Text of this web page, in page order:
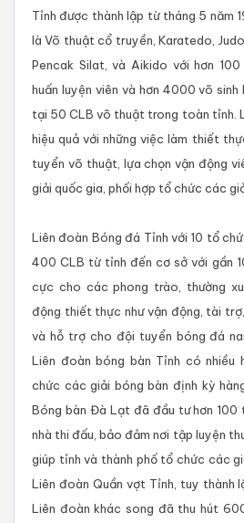
Tỉnh được thành lập từ tháng 5 năm
là Võ thuật cổ truyền, Karatedo,
Pencak Silat, và Aikido với hơn 100
huấn luyện viên và hơn 4000 võ
tại 50 CLB võ thuật trong toàn tỉnh.
hiệu quả với những việc làm thiết
tuyển võ thuật, lựa chọn vận động
giải quốc gia, phối hợp tổ chức các
Liên đoàn Bóng đá Tỉnh với 10 tổ
400 CLB từ tỉnh đến cơ sở với gần
cực cho các phong trào, thường
động thiết thực như vận động, tài
và hỗ trợ cho đội tuyển bóng đá
Liên đoàn bóng bàn Tỉnh có
chức các giải bóng bàn định kỳ
Bóng bàn Đà Lạt đã đầu tư hơn 100
nhà thi đấu, bảo đảm nơi tập luyện
giúp tỉnh và thành phố tổ chức các
Liên đoàn Quần vợt Tỉnh, tuy thành
Liên đoàn khác song đã thu hút